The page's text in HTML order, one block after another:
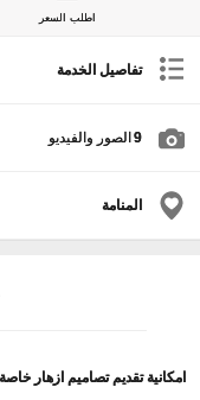
اطلب السعر
تفاصيل الخدمة
9 الصور والفيديو
المنامة
امكانية تقديم تصاميم ازهار خاصة